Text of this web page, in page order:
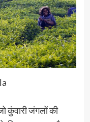
कुंवारी जंगलों की